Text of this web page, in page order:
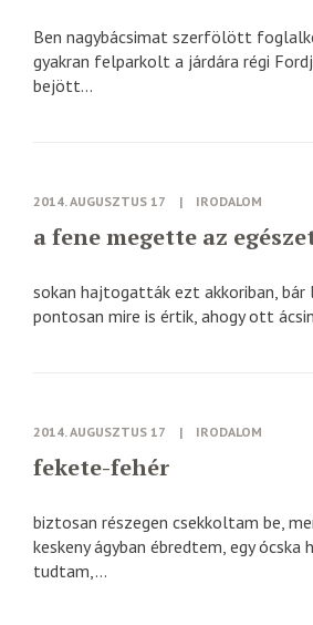
Ben nagybácsimat szerfölött
gyakran felparkolt a járdára régi
bejött...
2014. AUGUSZTUS 17 | IRODALOM
a fene megette az
sokan hajtogatták ezt akkoriban,
pontosan mire is értik, ahogy ott
2014. AUGUSZTUS 17 | IRODALOM
fekete-fehér
biztosan részegen csekkoltam be,
keskeny ágyban ébredtem, egy ócska
tudtam,...